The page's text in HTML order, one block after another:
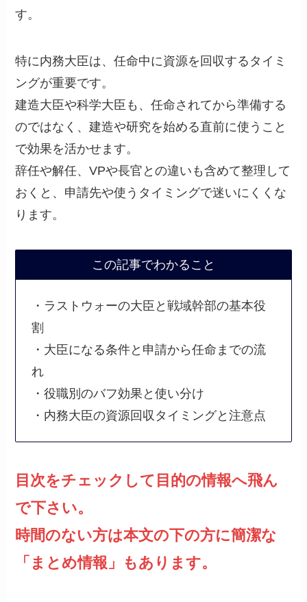
す。
特に内務大臣は、任命中に資源を回収するタイミ
ングが重要です。
建造大臣や科学大臣も、任命されてから準備する
のではなく、建造や研究を始める直前に使うこと
で効果を活かせます。
辞任や解任、VPや長官との違いも含めて整理して
おくと、申請先や使うタイミングで迷いにくくな
ります。
この記事でわかること
・ラストウォーの大臣と戦域幹部の基本役
割
・大臣になる条件と申請から任命までの流
れ
・役職別のバフ効果と使い分け
・内務大臣の資源回収タイミングと注意点
目次をチェックして目的の情報へ飛ん
で下さい。
時間のない方は本文の下の方に簡潔な
「まとめ情報」もあります。